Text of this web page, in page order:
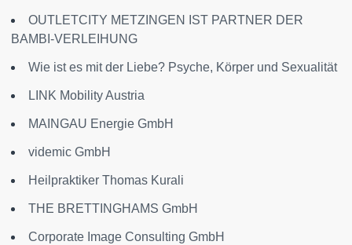
OUTLETCITY METZINGEN IST PARTNER DER
BAMBI-VERLEIHUNG
Wie ist es mit der Liebe? Psyche, Körper und Sexualität
LINK Mobility Austria
MAINGAU Energie GmbH
videmic GmbH
Heilpraktiker Thomas Kurali
THE BRETTINGHAMS GmbH
Corporate Image Consulting GmbH